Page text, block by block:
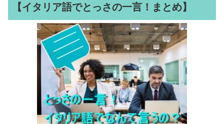
【イタリア語でとっさの一言！まとめ】